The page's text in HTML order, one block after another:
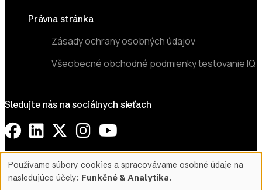
Právna stránka
Zásady ochrany osobných údajov
Všeobecné obchodné podmienky testovanie IQ
Sledujte nás na sociálnych sieťach
©2026 Mensa Slovensko. All Rights Reserved.
Use
Používame súbory cookies a spracovávame osobné údaje na
nasledujúce účely: Funkčné & Analytika.